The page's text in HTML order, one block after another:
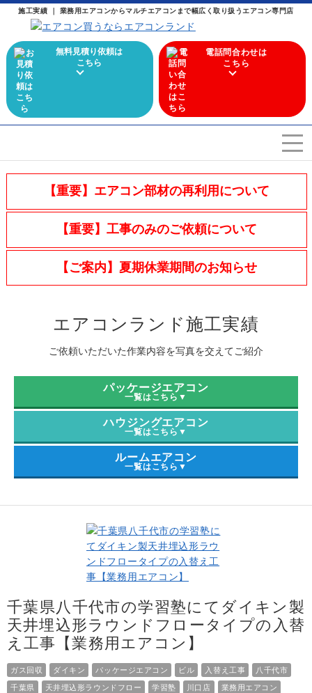
施工実績 ｜ 業務用エアコンからマルチエアコンまで幅広く取り扱うエアコン専門店
無料見積り依頼は
こちら
電話問合わせは
こちら
エアコンを選ぶ
Airconditioner search
店舗案内
Company
施工実績
Work
Question
お問い合わせ
Contact us
電話問い合わせはこちら
Call a store
無料見積り依頼はこちら
Estimate request
【重要】エアコン部材の再利用について
【重要】工事のみのご依頼について
【ご案内】夏期休業期間のお知らせ
エアコンランド施工実績
ご依頼いただいた作業内容を写真を交えてご紹介
パッケージエアコン
一覧はこちら▼
ハウジングエアコン
一覧はこちら▼
ルームエアコン
一覧はこちら▼
千葉県八千代市の学習塾にてダイキン製
天井埋込形ラウンドフロータイプの入替
え工事【業務用エアコン】
ガス回収 ダイキン パッケージエアコン ビル 入替え工事 八千代市
千葉県 天井埋込形ラウンドフロー 学習塾 川口店 業務用エアコン